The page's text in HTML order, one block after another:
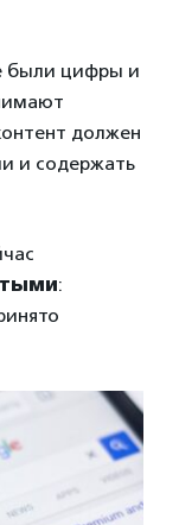
были цифры и
должен
и содержать
: